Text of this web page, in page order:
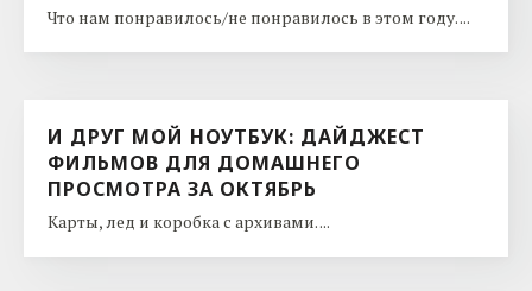
Что нам понравилось/не понравилось в этом году. ...
И ДРУГ МОЙ НОУТБУК: ДАЙДЖЕСТ
ФИЛЬМОВ ДЛЯ ДОМАШНЕГО
ПРОСМОТРА ЗА ОКТЯБРЬ
Карты, лед и коробка с архивами. ...